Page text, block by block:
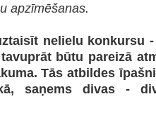
apzīmēšanas.
nelielu konkursu
būtu pareizā
Tās atbildes
saņems divas -